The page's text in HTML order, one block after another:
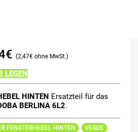
€ 2,47€
LEGEN
HINTEN Ersatzteil für das
BERLINA 6L2.
FENSTERHEBEL HINTEN
VERDE